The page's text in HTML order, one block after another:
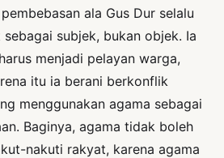
ala Gus Dur selalu
subjek, bukan objek. Ia
menjadi pelayan warga,
itu ia berani berkonflik
menggunakan agama sebagai
Baginya, agama tidak boleh
nakuti rakyat, karena agama